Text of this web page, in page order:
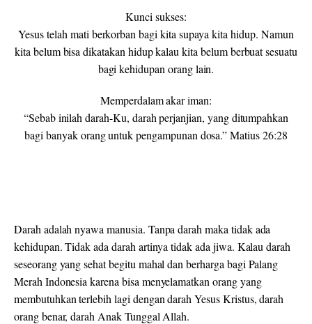
Kunci sukses:
Yesus telah mati berkorban bagi kita supaya kita hidup. Namun
kita belum bisa dikatakan hidup kalau kita belum berbuat sesuatu
bagi kehidupan orang lain.
Memperdalam akar iman:
“Sebab inilah darah-Ku, darah perjanjian, yang ditumpahkan
bagi banyak orang untuk pengampunan dosa.” Matius 26:28
Darah adalah nyawa manusia. Tanpa darah maka tidak ada
kehidupan. Tidak ada darah artinya tidak ada jiwa. Kalau darah
seseorang yang sehat begitu mahal dan berharga bagi Palang
Merah Indonesia karena bisa menyelamatkan orang yang
membutuhkan terlebih lagi dengan darah Yesus Kristus, darah
orang benar, darah Anak Tunggal Allah.